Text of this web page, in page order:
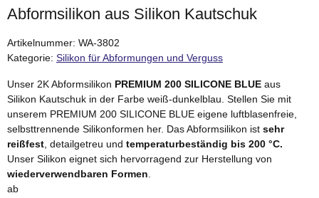
Abformsilikon aus Silikon Kautschuk
Artikelnummer: WA-3802
Kategorie: Silikon für Abformungen und Verguss
Unser 2K Abformsilikon PREMIUM 200 SILICONE BLUE aus
Silikon Kautschuk in der Farbe weiß-dunkelblau. Stellen Sie mit
unserem PREMIUM 200 SILICONE BLUE eigene luftblasenfreie,
selbsttrennende Silikonformen her. Das Abformsilikon ist sehr
reißfest , detailgetreu und temperaturbeständig bis 200 °C.
Unser Silikon eignet sich hervorragend zur Herstellung von
wiederverwendbaren Formen
ab